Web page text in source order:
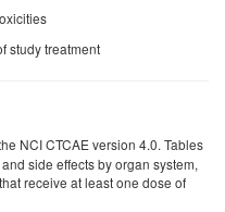
study treatment
NCI CTCAE version 4.0. Tables
side effects by organ system,
receive at least one dose of